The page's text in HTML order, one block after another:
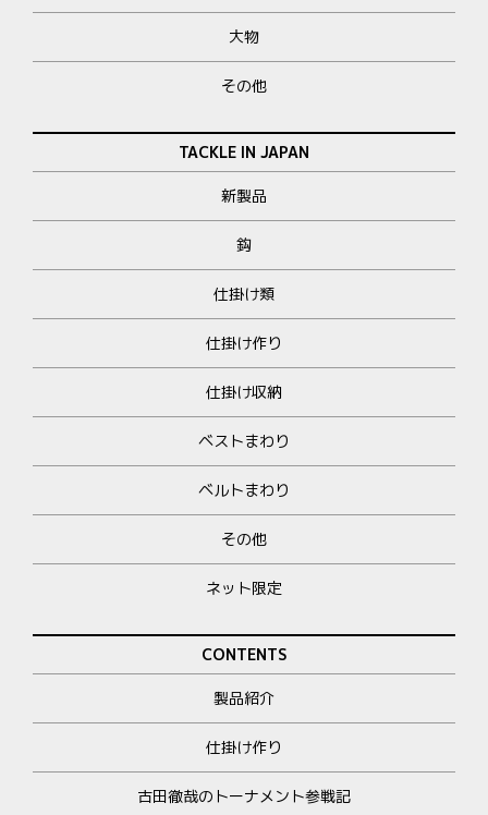
大物
その他
TACKLE IN JAPAN
新製品
鈎
仕掛け類
仕掛け作り
仕掛け収納
ベストまわり
ベルトまわり
その他
ネット限定
CONTENTS
製品紹介
仕掛け作り
古田徹哉のトーナメント参戦記